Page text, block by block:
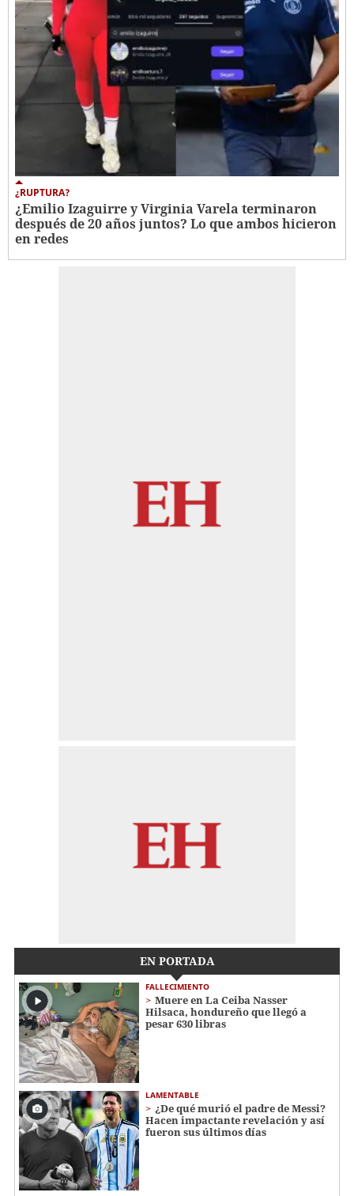
¿RUPTURA?
¿Emilio Izaguirre y Virginia Varela terminaron
después de 20 años juntos? Lo que ambos hicieron
en redes
EN PORTADA
FALLECIMIENTO
Muere en La Ceiba Nasser
Hilsaca, hondureño que llegó a
pesar 630 libras
LAMENTABLE
¿De qué murió el padre de Messi?
Hacen impactante revelación y así
fueron sus últimos días